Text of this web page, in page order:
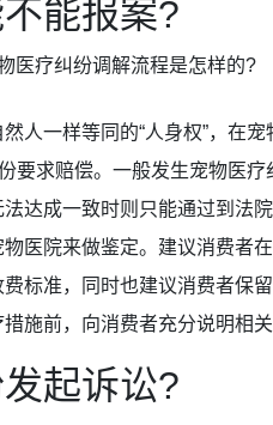
能报案?
一样等同的“人身权”，在宠
要求赔偿。一般发生宠物医
达成一致时则只能通过到法
医院来做鉴定。建议消费者
标准，同时也建议消费者保
施前，向消费者充分说明相
起诉讼?